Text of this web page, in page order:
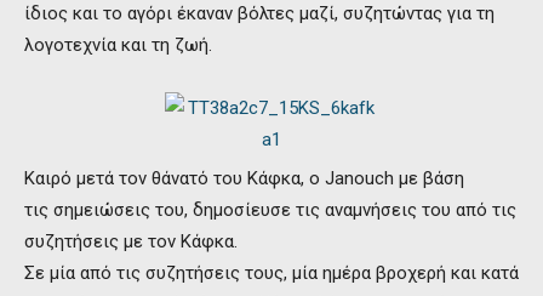
ίδιος και το αγόρι έκαναν βόλτες μαζί, συζητώντας για τη
λογοτεχνία και τη ζωή.
Καιρό μετά τον θάνατό του Κάφκα, ο Janouch με βάση
τις σημειώσεις του, δημοσίευσε τις αναμνήσεις του από τις
συζητήσεις με τον Κάφκα.
Σε μία από τις συζητήσεις τους, μία ημέρα βροχερή και κατά